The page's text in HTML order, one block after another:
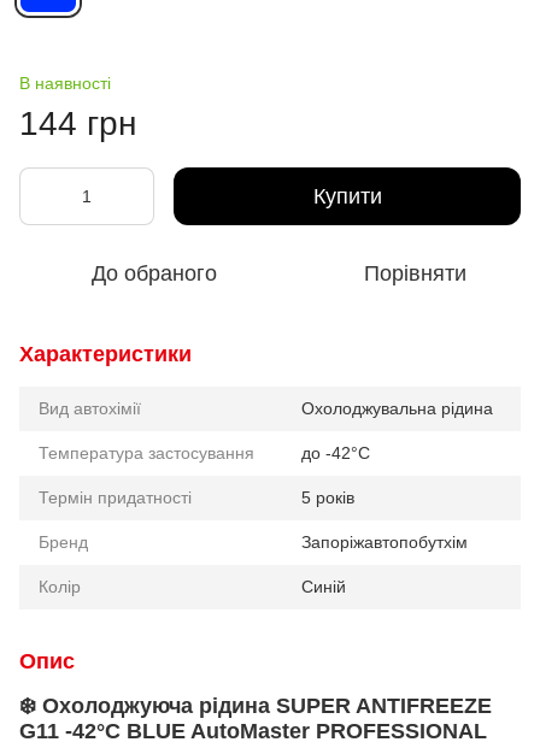
В наявності
144 грн
Купити
До обраного Порівняти
Характеристики
Вид автохімії Охолоджувальна рідина
Температура застосування до -42°C
Термін придатності 5 років
Бренд Запоріжавтопобутхім
Колір Синій
Опис
❄️ Охолоджуюча рідина SUPER ANTIFREEZE
G11 -42°C BLUE AutoMaster PROFESSIONAL